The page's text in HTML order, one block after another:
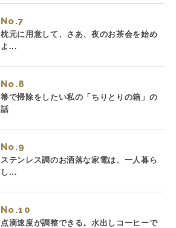
No.
枕元に用意して、さあ、夜のお茶会を始め
よ...
No.
箒で掃除をしたい私の「ちりとりの箱」の
話
No.
ステンレス調のお洒落な家電は、一人暮ら
し...
No.
点滴速度が調整できる。水出しコーヒーで